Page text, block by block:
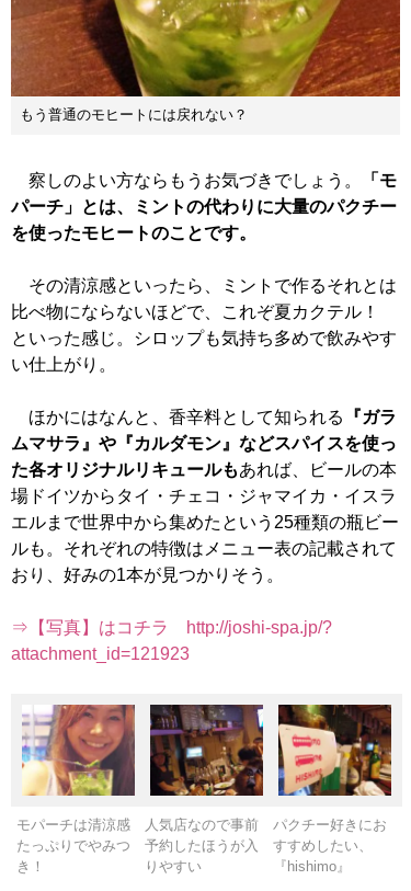
もう普通のモヒートには戻れない？
察しのよい方ならもうお気づきでしょう。
「モ
パーチ」とは、ミントの代わりに大量のパクチー
を使ったモヒートのことです。
その清涼感といったら、ミントで作るそれとは
比べ物にならないほどで、これぞ夏カクテル！
といった感じ。シロップも気持ち多めで飲みやす
い仕上がり。
ほかにはなんと、香辛料として知られる
『ガラ
ムマサラ』や『カルダモン』などスパイスを使っ
た各オリジナルリキュールもあれば、ビールの本
場ドイツからタイ・チェコ・ジャマイカ・イスラ
エルまで世界中から集めたという25種類の瓶ビー
ルも。それぞれの特徴はメニュー表の記載されて
おり、好みの1本が見つかりそう。
⇒【写真】はコチラ http://joshi-spa.jp/?
attachment_id=121923
モパーチは清涼感
たっぷりでやみつ
き！
人気店なので事前
予約したほうが入
りやすい
パクチー好きにお
すすめしたい、
『hishimo』